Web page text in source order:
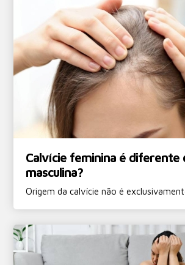
Calvície feminina é diferente
masculina?
Origem da calvície não é